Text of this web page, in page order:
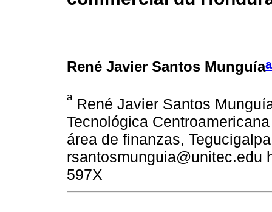
René Javier Santos Munguíaa
aRené Javier Santos
Tecnológica
área de finanzas,
rsantosmunguia@unitec.edu
597X